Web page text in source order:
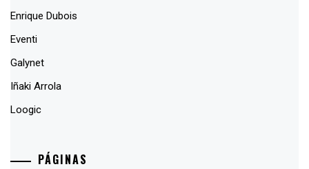
Enrique Dubois
Eventi
Galynet
Iñaki Arrola
Loogic
PÁGINAS